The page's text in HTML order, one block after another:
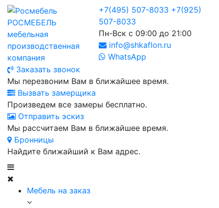
РОСМЕБЕЛЬ
мебельная
производственная
компания
+7(495) 507-8033 +7(925)
507-8033
Пн-Вск с 09:00 до 21:00
info@shkaflon.ru
WhatsApp
Заказать звонок
Мы перезвоним Вам в ближайшее время.
Вызвать замерщика
Произведем все замеры бесплатно.
Отправить эскиз
Мы рассчитаем Вам в ближайшее время.
Бронницы
Найдите ближайший к Вам адрес.
Мебель на заказ